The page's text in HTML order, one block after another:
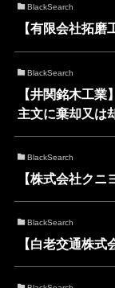
BlackSearch
【有限会社拓磨
BlackSearch
【井関銘木工
主文に棄却又は
BlackSearch
【株式会社クニ
BlackSearch
【白老交通株式